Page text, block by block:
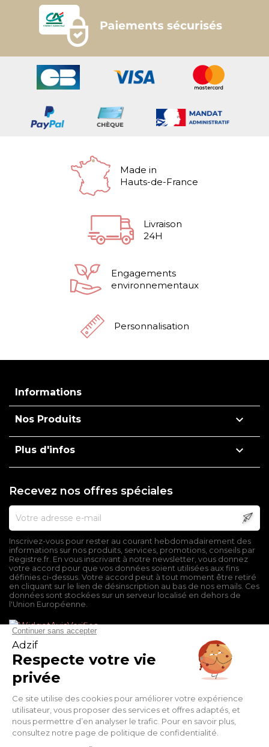
Made in
Hauts-de-France
Livraison
24H
Engagements
environnementaux
Personnalisation
Informations
Nos Produits 
Plus d'infos 
Recevez nos offres spéciales
Inscrivez-vous pour rester au courant hebdomadairement des
informations sur nos produits, services, promotions, conseils par
Registre.fr. En vous inscrivant à notre newsletter, vous donnez
votre accord pour que vos données soient utilisées aux fins
définies ci-dessus. Votre accord peut à tout moment être retiré
en cliquant sur le lien de désinscription au bas de nos emails. Ces
données sont stockées sur un serveur localisé en dehors de
l'Union Européenne.
Conditions générales de vente
Politique de confidentialité